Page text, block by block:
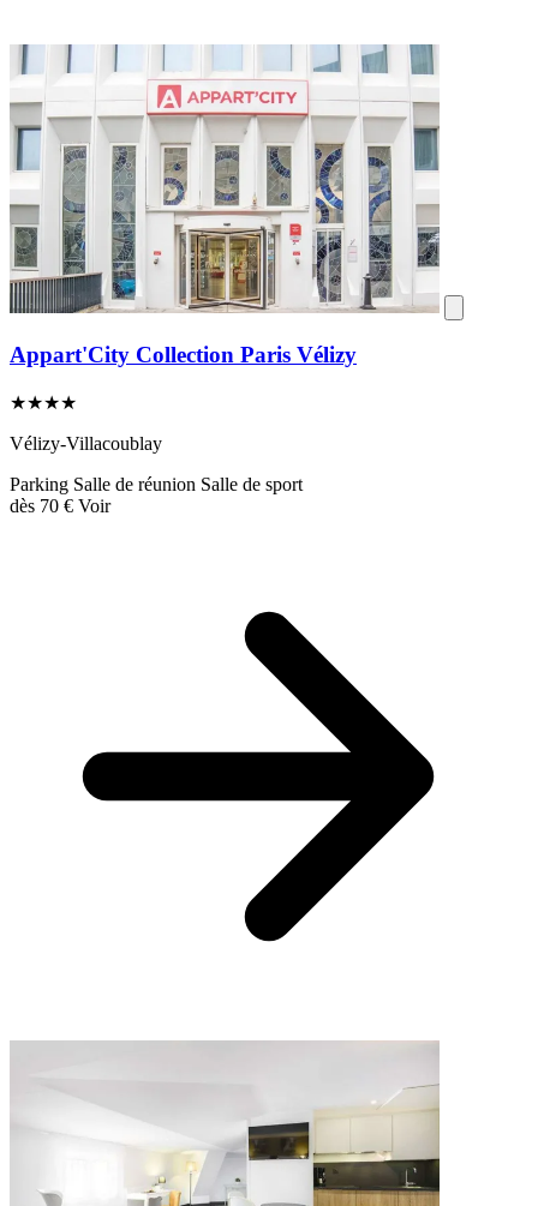
Appart'City Collection Paris Vélizy
★★★★
Vélizy-Villacoublay
Parking Salle de réunion Salle de sport
dès 70 € Voir